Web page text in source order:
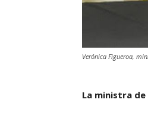
Verónica Figueroa,
La ministra